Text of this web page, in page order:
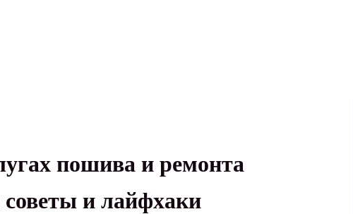
пошива и ремонта
и лайфхаки